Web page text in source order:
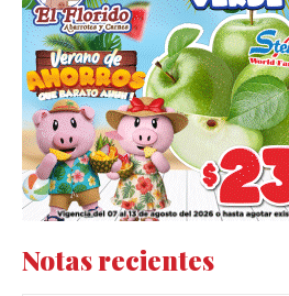
Notas recientes